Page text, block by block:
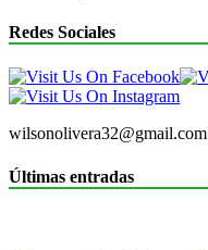
Redes Sociales
wilsonolivera32@gmail.com
Últimas entradas